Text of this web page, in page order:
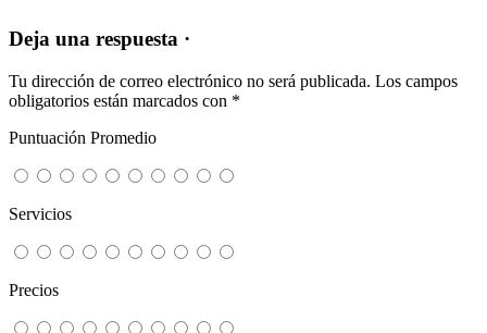
Deja una respuesta ·
Tu dirección de correo electrónico no será publicada. Los campos
obligatorios están marcados con *
Puntuación Promedio
Servicios
Precios